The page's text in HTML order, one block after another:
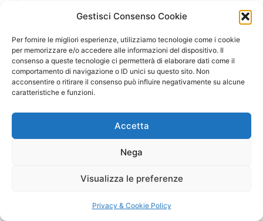
Gestisci Consenso Cookie
Per fornire le migliori esperienze, utilizziamo tecnologie come i cookie
per memorizzare e/o accedere alle informazioni del dispositivo. Il
consenso a queste tecnologie ci permetterà di elaborare dati come il
comportamento di navigazione o ID unici su questo sito. Non
acconsentire o ritirare il consenso può influire negativamente su alcune
caratteristiche e funzioni.
Accetta
Nega
Visualizza le preferenze
Privacy & Cookie Policy
Vedi offerta su Amazon
5. Comfee’ CF-DEHU-12 – il più
conveniente